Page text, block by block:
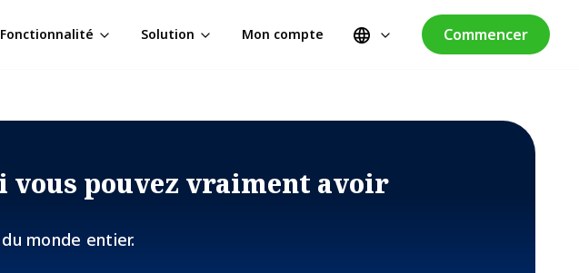
Fonctionnalité Solution Mon compte Commencer
vous pouvez vraiment avoir
monde entier.